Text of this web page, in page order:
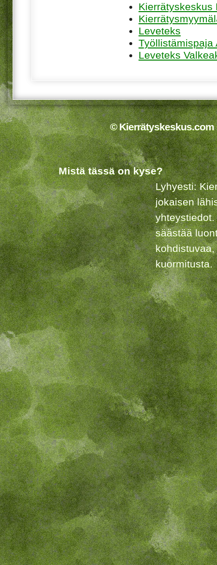
Kierrätyskeskus
Leveteks
Työllistämispaja
Leveteks
© Kierrätyskeskus.com
Mistä tässä on kyse?
Lyhyesti:
jokaisen
säästää
kuormitusta.